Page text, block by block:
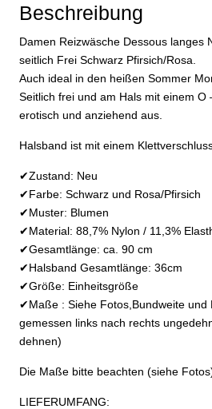
Schwarz
Menge
Beschreibung
Damen Reizwäsche Dessous langes
seitlich Frei Schwarz Pfirsich/Rosa.
Auch ideal in den heißen Sommer
Seitlich frei und am Hals mit einem O
erotisch und anziehend aus.
Halsband ist mit einem
✔Zustand: Neu
✔Farbe: Schwarz und Rosa/Pfirsich
✔Muster: Blumen
✔Material: 88,7% Nylon / 11,3%
✔Gesamtlänge: ca. 90 cm
✔Halsband Gesamtlänge: 36cm
✔Größe: Einheitsgröße
✔Maße : Siehe Fotos,Bundweite und
gemessen links nach rechts
dehnen)
Die Maße bitte beachten (siehe
LIEFERUMFANG: